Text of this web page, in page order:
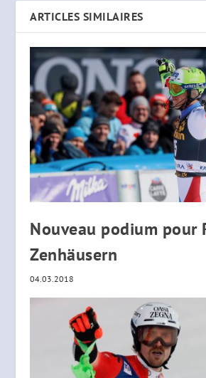
ARTICLES SIMILAIRES
Nouveau podium pour
Zenhäusern
04.03.2018